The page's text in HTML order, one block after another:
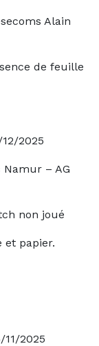
Alain
feuille
– AG
joué
et papier.